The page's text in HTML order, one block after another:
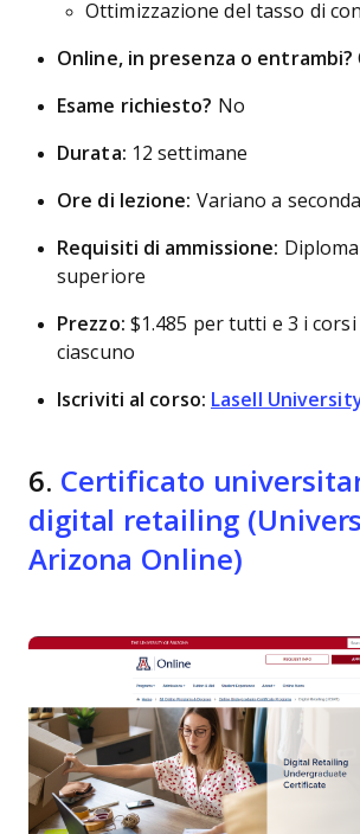
Ottimizzazione del tasso di
Online, in presenza o entrambi?
Esame richiesto? No
Durata: 12 settimane
Ore di lezione: Variano a
Requisiti di ammissione:
superiore
Prezzo: $1.485 per tutti e 3 i
ciascuno
Iscriviti al corso: Lasell
6. Certificato
digital retailing
Arizona Online)